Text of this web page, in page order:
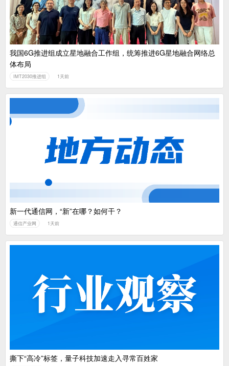
我国6G推进组成立星地融合工作组，统筹推进6G星地融合网络总
体布局
IMT2030推进组 1天前
新一代通信网，“新”在哪？如何干？
通信产业网 1天前
撕下“高冷”标签，量子科技加速走入寻常百姓家